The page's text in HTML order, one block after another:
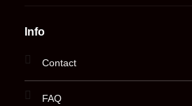
Info
Contact
FAQ